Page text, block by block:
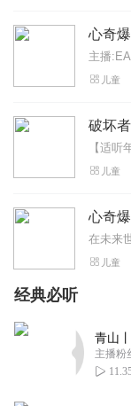
主播
儿童
儿童
心奇
儿童
经典必听
主播粉